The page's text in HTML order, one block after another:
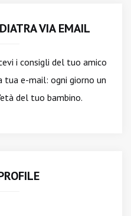
VIA EMAIL
i consigli del tuo amico
e-mail: ogni giorno un
del tuo bambino.